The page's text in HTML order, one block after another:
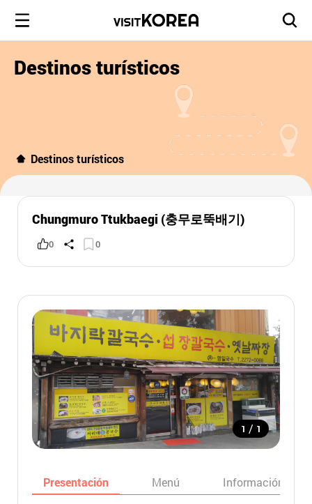
Destinos turísticos
Destinos turísticos
Chungmuro Ttukbaegi (충무로뚝배기)
0 0
1 / 1
Presentación Menú Información